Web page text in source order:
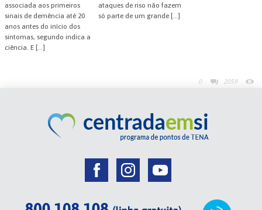
0 2059
associada aos primeiros
sinais de demência até 20
anos antes do início dos
sintomas, segundo indica a
ciência. E […]
ataques de riso não fazem
só parte de um grande […]